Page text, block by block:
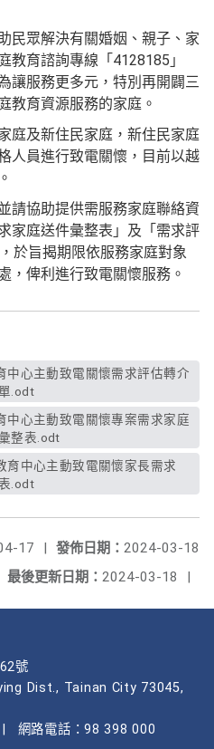
民眾解決有關婚姻、親子、家
教育諮詢專線「4128185」
讓服務更多元，特別再開闢三
教育資源服務的家庭。
庭及新住民家庭，新住民家庭
人員進行致電關懷，目前以越
請協助提供需服務家庭聯絡資
家庭送件彙整表」及「需求評
於旨揭期限依服務家庭對象
，俾利進行致電關懷服務。
單.odt
整表.odt
表.odt
發佈日期： 2024-03-18
17
|
最後更新日期： 2024-03-18 |
號
Dist., Tainan City 73045,
網路電話：98 398 000